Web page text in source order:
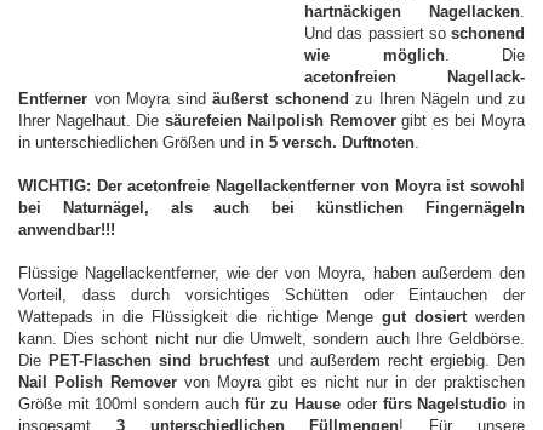
hartnäckigen Nagellacken
Und das passiert so schonend
wie möglich. Die
acetonfreien Nagellack-
Entferner von Moyra sind äußerst schonend zu Ihren Nägeln und zu
Ihrer Nagelhaut. Die säurefeien Nailpolish Removergibt es bei Moyra
in unterschiedlichen Größen und in 5 versch. Duftnoten
WICHTIG: Der acetonfreie Nagellackentferner von Moyra ist sowohl
bei Naturnägel, als auch bei künstlichen Fingernägeln
anwendbar!!!
Flüssige Nagellackentferner, wie der von Moyra, haben außerdem den
Vorteil, dass durch vorsichtiges Schütten oder Eintauchen der
Wattepads in die Flüssigkeit die richtige Menge gut dosiertwerden
kann. Dies schont nicht nur die Umwelt, sondern auch Ihre Geldbörse.
DiePET-Flaschen sind bruchfest und außerdem recht ergiebig. Den
Nail Polish Remover von Moyra gibt es nicht nur in der praktischen
Größe mit 100ml sondern auchfür zu Hause oder fürs Nagelstudio in
insgesamt 3 unterschiedlichen Füllmengen! Für unsere